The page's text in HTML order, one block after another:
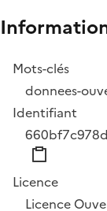
Mots-clés
donnees-
Identifiant
Licence
Licence